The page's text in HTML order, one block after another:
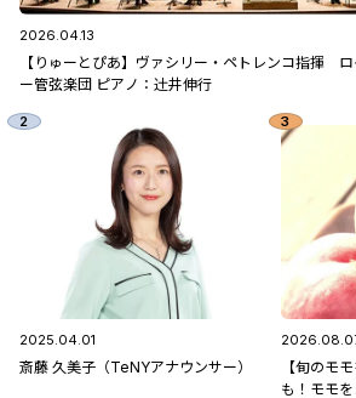
2026.04.13
【りゅーとぴあ】ヴァシリー・ペトレンコ指揮
ー管弦楽団 ピアノ：辻󠄀井伸行
2025.04.01
斎藤 久美子（TeNYアナウンサー）
【旬のモ
も！モモ